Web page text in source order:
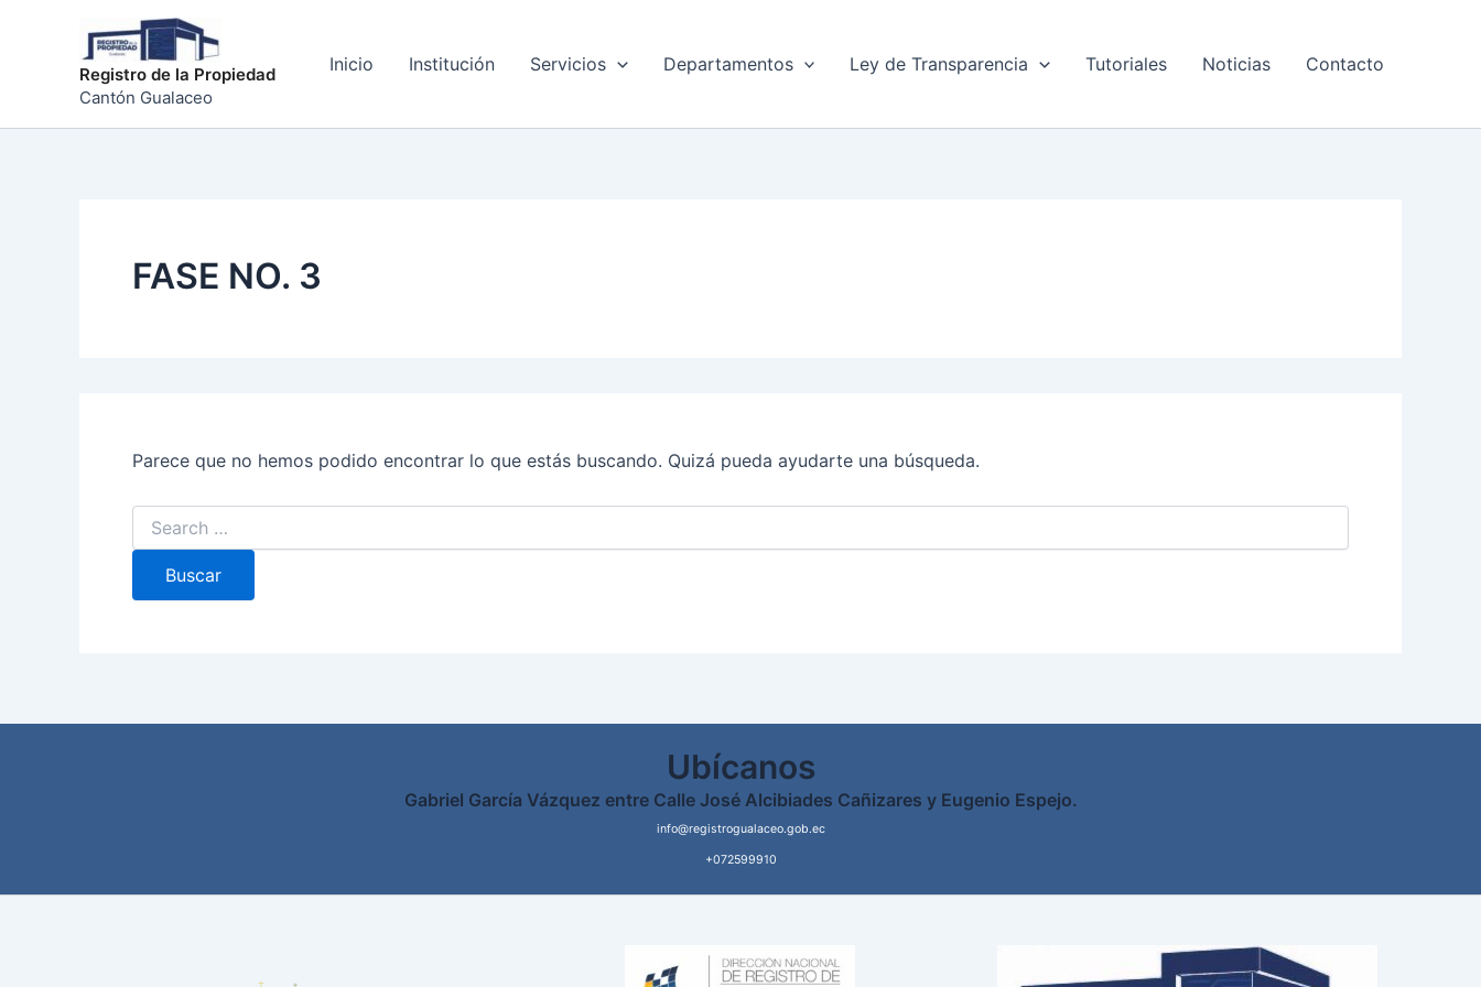
contenidoRegistro de la Propiedad
Cantón Gualaceo
Inicio Institución Servicios Departamentos Ley de Transparencia Tutoriales Noticias Contacto
FASE NO. 3
Parece que no hemos podido encontrar lo que estás buscando. Quizá pueda ayudarte una búsqueda.
por:
Ubícanos
Gabriel García Vázquez entre Calle José Alcibiades Cañizares y Eugenio Espejo.
info@registrogualaceo.gob.ec
+072599910